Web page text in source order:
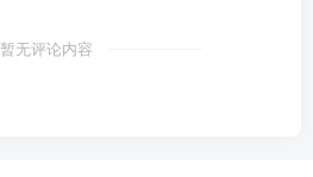
暂无评论内容